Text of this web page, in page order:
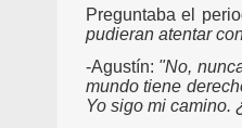
Preguntaba el
pudieran atentar
-Agustín: "No,
mundo tiene
Yo sigo mi camino.